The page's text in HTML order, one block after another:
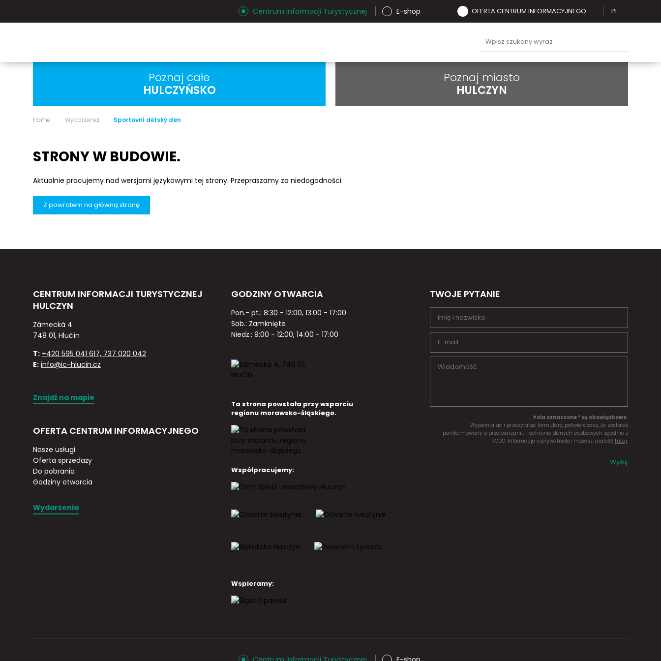
Centrum Informacji Turystycznej E-shop OFERTA CENTRUM INFORMACYJNEGO PL
Poznaj całe
HULCZYŃSKO
Poznaj miasto
HULCZYN
Home Wydarzenia Sportovní dětský den
STRONY W BUDOWIE.
Aktualnie pracujemy nad wersjami językowymi tej strony. Przepraszamy za niedogodności.
Z powrotem na główną stronę
CENTRUM INFORMACJI TURYSTYCZNEJ
HULCZYN
Zámecká 4
748 01, Hlučín
T: +420 595 041 617, 737 020 042
E: info@ic-hlucin.cz
Znajdź na mapie
OFERTA CENTRUM INFORMACYJNEGO
Nasze usługi
Oferta sprzedaży
Do pobrania
Godziny otwarcia
Wydarzenia
GODZINY OTWARCIA
Pon.- pt.: 8:30 - 12:00, 13:00 - 17:00
Sob.: Zamknięte
Niedz.: 9:00 - 12:00, 14:00 - 17:00
Ta strona powstała przy wsparciu
regionu morawsko-śląskiego.
Współpracujemy:
Wspieramy:
TWOJE PYTANIE
Pola oznaczone * są obowiązkowe.
Wypełniając i przesyłając formularz, potwierdzasz, że zostałeś
poinformowany o przetwarzaniu i ochronie danych osobowych zgodnie z
RODO. Informacje o prywatności możesz znaleźć tutaj.
Wyślij